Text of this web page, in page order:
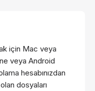
için Mac veya
veya Android
hesabınızdan
dosyaları